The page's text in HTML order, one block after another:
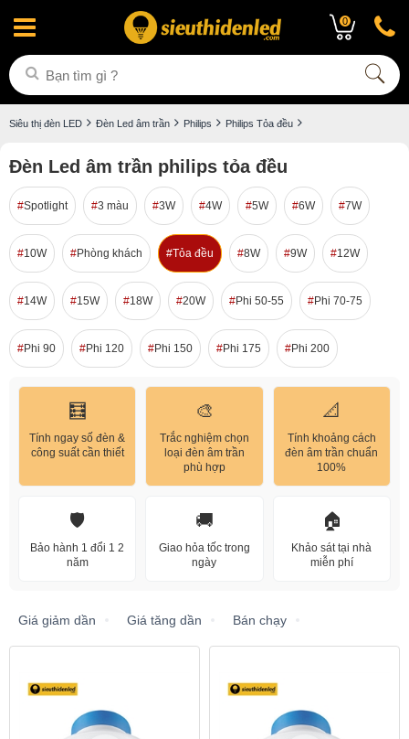
0
Siêu thị đèn LED Đèn Led âm trần Philips Philips Tỏa đều
Đèn Led âm trần philips tỏa đều
Spotlight 3 màu 3W 4W 5W 6W 7W
10W Phòng khách Tỏa đều 8W 9W 12W
14W 15W 18W 20W Phi 50-55 Phi 70-75
Phi 90 Phi 120 Phi 150 Phi 175 Phi 200
🧮
Tính ngay số đèn &
công suất cần thiết
🎨
Trắc nghiệm chọn
loại đèn âm trần
phù hợp
📐
Tính khoảng cách
đèn âm trần chuẩn
100%
🛡️
Bảo hành 1 đổi 1 2
năm
🚚
Giao hỏa tốc trong
ngày
🏠
Khảo sát tại nhà
miễn phí
Giá giảm dần Giá tăng dần Bán chạy